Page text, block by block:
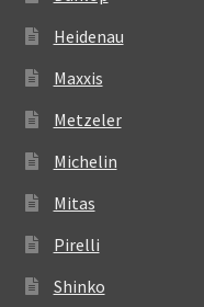
Heidenau
Maxxis
Metzeler
Michelin
Mitas
Pirelli
Shinko